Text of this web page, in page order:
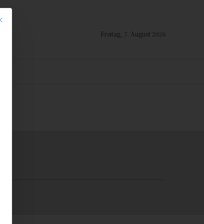
Freitag, 7. August 2026
diesem Button wird der Dialog geschlossen. Seine Funktionalität ist